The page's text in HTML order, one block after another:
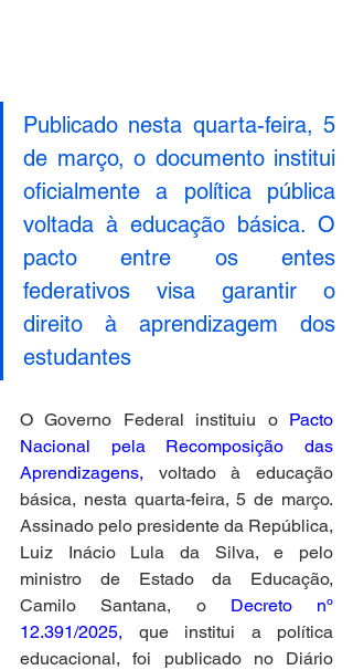
Publicado nesta quarta-feira, 5
de março, o documento institui
oficialmente a política pública
voltada à educação básica. O
pacto entre os entes
federativos visa garantir o
direito à aprendizagem dos
estudantes
O Governo Federal instituiu o Pacto
Nacional pela Recomposição das
Aprendizagens, voltado à educação
básica, nesta quarta-feira, 5 de março.
Assinado pelo presidente da República,
Luiz Inácio Lula da Silva, e pelo
ministro de Estado da Educação,
Camilo Santana, o Decreto nº
12.391/2025, que institui a política
educacional, foi publicado no Diário